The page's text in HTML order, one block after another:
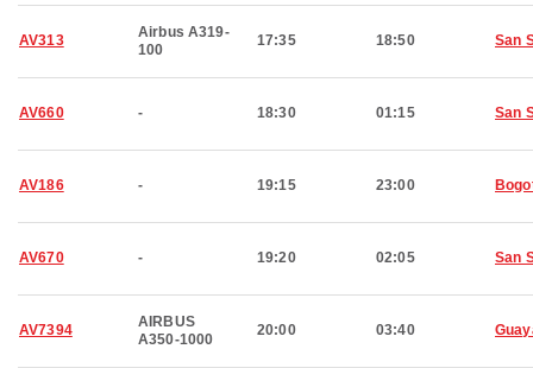
AV313
Airbus A319-
100
17:35 18:50 San
AV660 - 18:30 01:15 San
AV186 - 19:15 23:00
AV670 - 19:20 02:05 San
AV7394
AIRBUS
A350-1000
20:00 03:40